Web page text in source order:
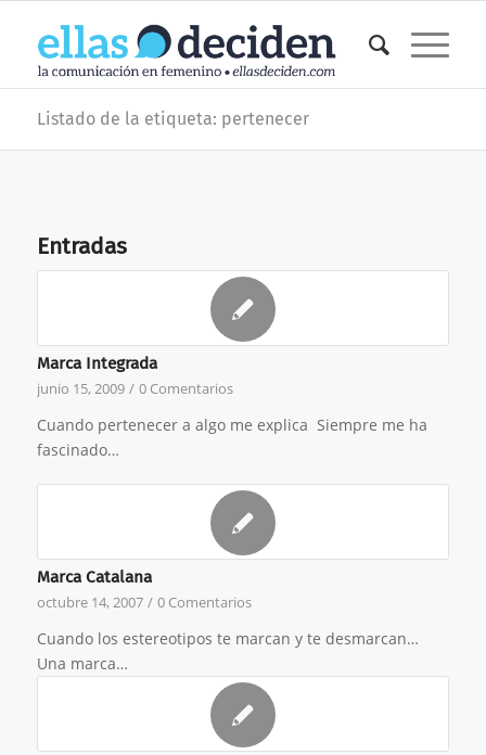
Listado de la etiqueta: pertenecer
Entradas
Marca Integrada
junio 15, 2009 / 0 Comentarios
Cuando pertenecer a algo me explica Siempre me ha
fascinado…
Marca Catalana
octubre 14, 2007 / 0 Comentarios
Cuando los estereotipos te marcan y te desmarcan…
Una marca…